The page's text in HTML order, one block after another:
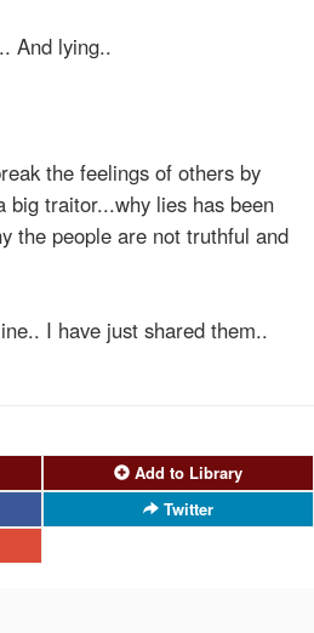
And lying..
the feelings of others by
big traitor...why lies has been
the people are not truthful and
I have just shared them..
Add to Library
Twitter